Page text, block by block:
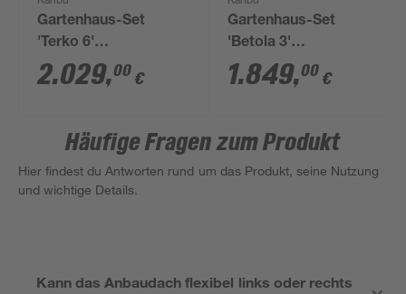
Gartenhaus-Set
'Terko 6'
naturbelassen mit
Anbaudach und
x 331 cm
2.029,00 €
Gartenhaus-Set
'Betola 3'
naturbelassen mit
Anbauschrank und
211 x 238 cm
1.849,00 €
Häufige Fragen zum Produkt
Hier findest du Antworten rund um das Produkt, seine Nutzung
und wichtige Details.
Kann das Anbaudach flexibel links oder rechts